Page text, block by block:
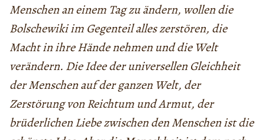
Menschen an einem Tag zu ändern, wollen die
Bolschewiki im Gegenteil alles zerstören, die
Macht in ihre Hände nehmen und die Welt
verändern. Die Idee der universellen Gleichheit
der Menschen auf der ganzen Welt, der
Zerstörung von Reichtum und Armut, der
brüderlichen Liebe zwischen den Menschen ist die